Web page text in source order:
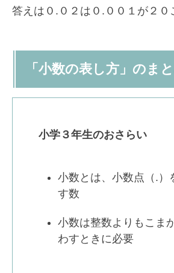
答えは０.０２は０.００１が２０
「小数の表し方」のま
小学３年生のおさらい
小数とは、小数点（.）
す数
小数は整数よりもこま
わすときに必要